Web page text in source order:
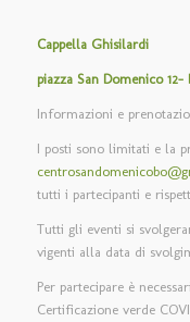
Cappella Ghisilardi
piazza San Domenico 12-
Informazioni e
I posti sono limitati e la
tutti i partecipanti e
Tutti gli eventi si
vigenti alla data di
Per partecipare è
Certificazione verde